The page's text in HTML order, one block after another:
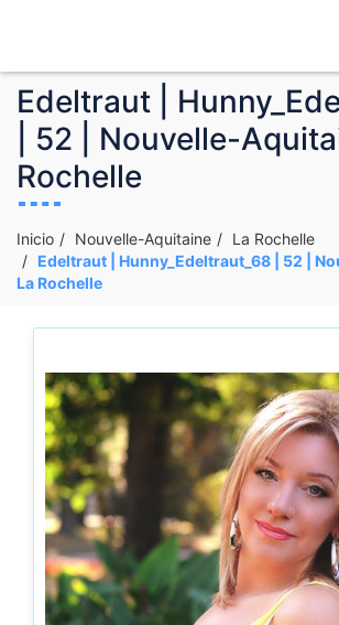
Edeltraut |
| 52 | Nouvelle-
Rochelle
Inicio Nouvelle-Aquitaine
La Rochelle
Edeltraut | Hunny_Edeltraut_68 | 52 |
La Rochelle